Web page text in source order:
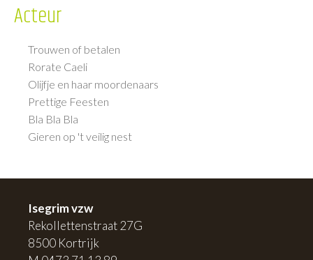
Acteur
Trouwen of betalen
Rorate Caeli
Olijfje en haar moordenaars
Prettige Feesten
Bla Bla Bla
Gieren op 't veilig nest
Isegrim vzw
Rekollettenstraat 27G
8500 Kortrijk